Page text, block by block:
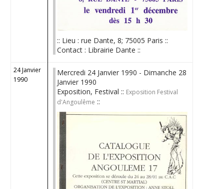
:: Lieu : rue Dante, 8; 75005 Paris ::
Contact : Librairie Dante ::
24 Janvier
1990
Mercredi 24 Janvier 1990 - Dimanche 28
Janvier 1990
Exposition, Festival :: Exposition Festival
d'Angoulême ::